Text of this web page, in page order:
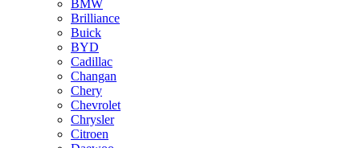
BMW
Brilliance
Buick
BYD
Cadillac
Changan
Chery
Chevrolet
Chrysler
Citroen